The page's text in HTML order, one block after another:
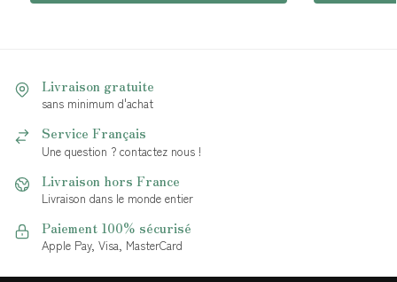
Livraison gratuite
sans minimum d'achat
Service Français
Une question ? contactez nous !
Livraison hors France
Livraison dans le monde entier
Paiement 100% sécurisé
Apple Pay, Visa, MasterCard